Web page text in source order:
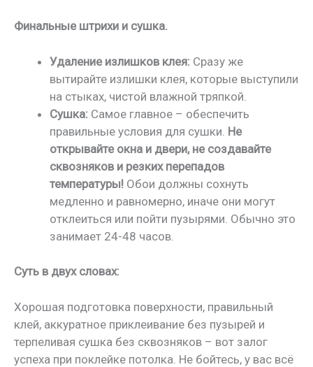
Финальные штрихи и сушка.
Удаление излишков клея: Сразу же
вытирайте излишки клея, которые выступили
на стыках, чистой влажной тряпкой.
Сушка: Самое главное – обеспечить
правильные условия для сушки. Не
открывайте окна и двери, не создавайте
сквозняков и резких перепадов
температуры! Обои должны сохнуть
медленно и равномерно, иначе они могут
отклеиться или пойти пузырями. Обычно это
занимает 24-48 часов.
Суть в двух словах:
Хорошая подготовка поверхности, правильный
клей, аккуратное приклеивание без пузырей и
терпеливая сушка без сквозняков – вот залог
успеха при поклейке потолка. Не бойтесь, у вас всё